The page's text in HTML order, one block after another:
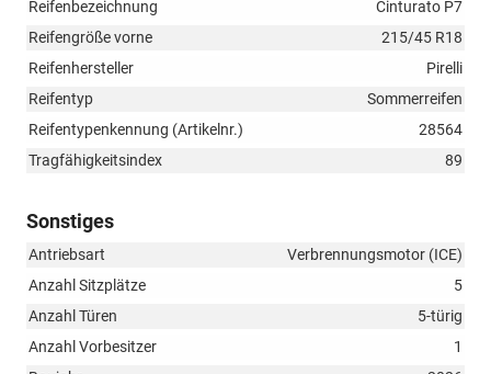
Reifenbezeichnung
Cinturato P7
Reifengröße vorne
215/45 R18
Reifenhersteller
Pirelli
Reifentyp
Sommerreifen
Reifentypenkennung (Artikelnr.)
28564
Tragfähigkeitsindex
89
Sonstiges
Antriebsart
Verbrennungsmotor (ICE)
Anzahl Sitzplätze
5
Anzahl Türen
5-türig
Anzahl Vorbesitzer
1